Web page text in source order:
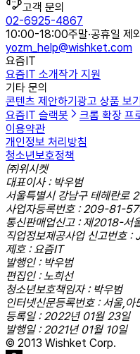
고객 문의
02-6925-4867
10:00-18:00주말·공휴일 제외
yozm_help@wishket.com
요즘IT
요즘IT 소개작가 지원
기타 문의
콘텐츠 제안하기 광고 상품 보기
요즘IT 슬랙봇
크롬 확장 프
이용약관
개인정보 처리방침
청소년보호정책
㈜위시켓
대표이사 : 박우범
서울특별시 강남구 테헤란로
사업자등록번호 : 209-81-
통신판매업신고 : 제2018-
직업정보제공사업 신고번호
제호 : 요즘IT
발행인 : 박우범
편집인 : 노희선
청소년보호책임자 : 박우범
인터넷신문등록번호 : 서울,
등록일 : 2022년 01월 23일
발행일 : 2021년 01월 10일
© 2013 Wishket Corp.